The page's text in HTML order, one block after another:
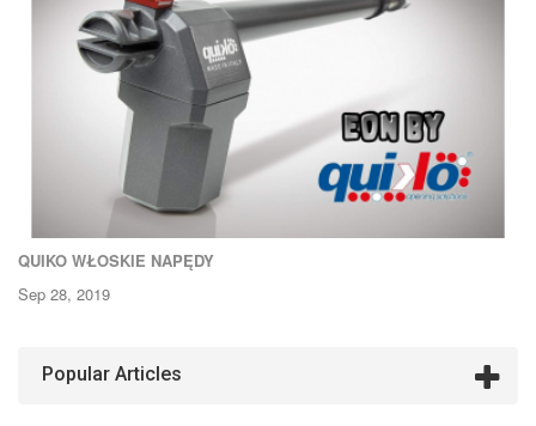
QUIKO WŁOSKIE NAPĘDY
Sep 28, 2019
Popular Articles